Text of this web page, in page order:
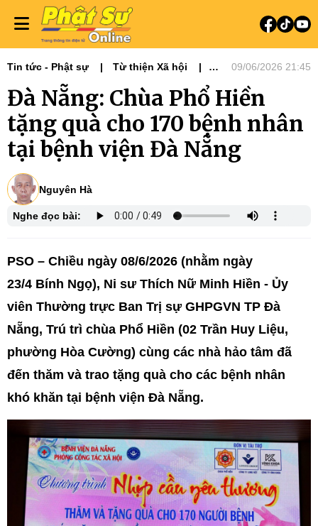
Tin tức - Phật sự
Từ thiện Xã hội
Từ Thiện Xã Hội
09/06/2026 21:45
Đà Nẵng: Chùa Phổ Hiền
tặng quà cho 170 bệnh nhân
tại bệnh viện Đà Nẵng
Nguyên Hà
Nghe đọc bài:
PSO – Chiều ngày 08/6/2026 (nhằm ngày
23/4 Bính Ngọ), Ni sư Thích Nữ Minh Hiền - Ủy
viên Thường trực Ban Trị sự GHPGVN TP Đà
Nẵng, Trú trì chùa Phổ Hiền (02 Trần Huy Liệu,
phường Hòa Cường) cùng các nhà hảo tâm đã
đến thăm và trao tặng quà cho các bệnh nhân
khó khăn tại bệnh viện Đà Nẵng.